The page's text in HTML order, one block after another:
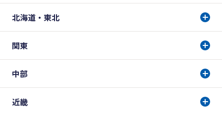
北海道・東北
関東
中部
近畿